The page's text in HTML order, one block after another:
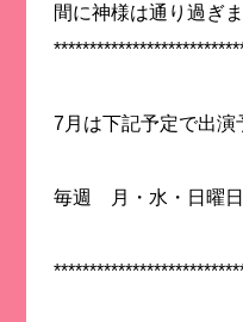
間に神様は通り過ぎま
7月は下記予定で出演
毎週 月・水・日曜日